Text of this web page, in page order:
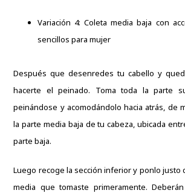
Variación 4: Coleta media baja con
sencillos para mujer
Después que desenredes tu cabello y
hacerte el peinado. Toma toda la parte
peinándose y acomodándolo hacia atrás, de
la parte media baja de tu cabeza, ubicada
parte baja.
Luego recoge la sección inferior y ponlo justo
media que tomaste primeramente.